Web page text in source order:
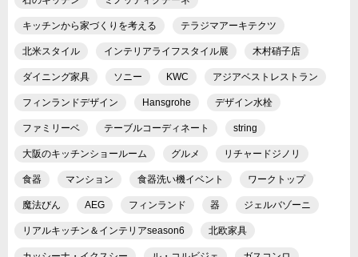
キッチンから家づくりを考える テラジマアーキテクツ
北米スタイル インテリアライフスタイル展 木村硝子店
ダイニング家具 ソニー KWC アジアベストレストラン
フィンランドデザイン Hansgrohe デザイン水栓
ファミリーベ テーブルコーディネート string
大阪のキッチンショールーム グルメ リチャードジノリ
食器 マンション 食器洗い機イベント ワークトップ
魔法びん AEG フィンランド 器 ジェルバゾーニ
リアルキッチン＆インテリアseason6 北欧家具